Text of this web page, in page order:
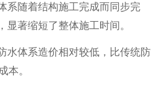
系随着结构施工完成而同步完
显著缩短了整体施工时间。
水体系造价相对较低，比传统防
本。